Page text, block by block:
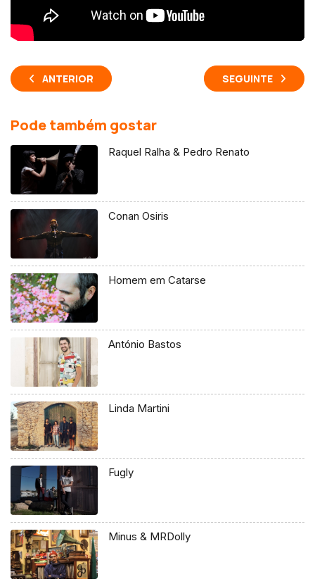
ANTERIOR SEGUINTE
Pode também gostar
Raquel Ralha & Pedro Renato
Conan Osiris
Homem em Catarse
António Bastos
Linda Martini
Fugly
Minus & MRDolly